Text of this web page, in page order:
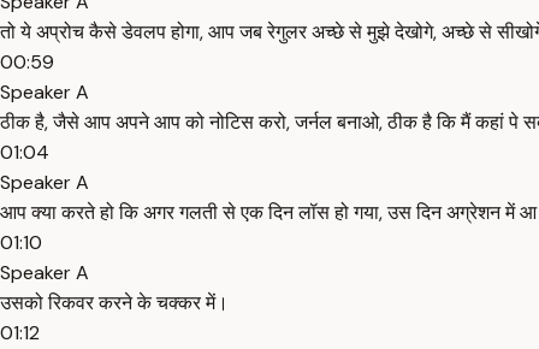
तो ये अप्रोच कैसे डेवलप होगा, आप जब रेगुलर अच्छे से मुझे देखोगे, अच्छे से
00:59
Speaker A
ठीक है, जैसे आप अपने आप को नोटिस करो, जर्नल बनाओ, ठीक है कि मैं कहां पे
01:04
Speaker A
आप क्या करते हो कि अगर गलती से एक दिन लॉस हो गया, उस दिन अग्रेशन
01:10
Speaker A
उसको रिकवर करने के चक्कर में।
01:12